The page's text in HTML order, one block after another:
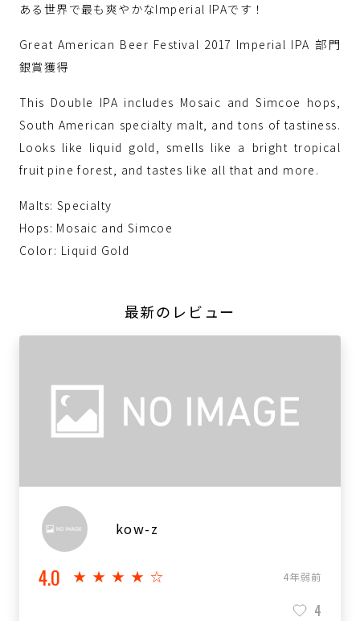
ある世界で最も爽やかなImperial IPAです！
Great American Beer Festival 2017 Imperial IPA 部門
銀賞獲得
This Double IPA includes Mosaic and Simcoe hops,
South American specialty malt, and tons of tastiness.
Looks like liquid gold, smells like a bright tropical
fruit pine forest, and tastes like all that and more.
Malts: Specialty
Hops: Mosaic and Simcoe
Color: Liquid Gold
最新のレビュー
kow-z
4.0 ★★★★☆ 4年弱前
4